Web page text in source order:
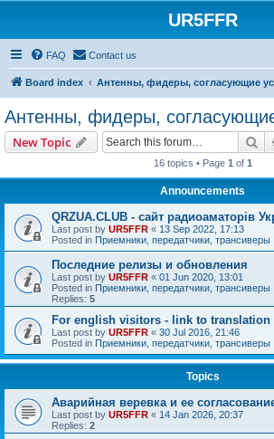
UR5FFR
FAQ Contact us
Board index Антенны, фидеры, согласующие
Антенны, фидеры,
New Topic
16 topics • Page 1 of 1
Announcements
QRZUA.CLUB - сайт радиоаматорів
Last post by UR5FFR « 13 Sep 2022, 17:13
Posted in Приемники, передатчики, трансиверы
Последние релизы и обновления
Last post by UR5FFR « 01 Jun 2020, 13:01
Posted in Приемники, передатчики, трансиверы
Replies: 5
For english visitors - link to translation
Last post by UR5FFR « 30 Jul 2016, 21:46
Posted in Приемники, передатчики, трансиверы
Topics
Аварийная веревка и ее
Last post by UR5FFR « 14 Jan 2026, 20:37
Replies: 2